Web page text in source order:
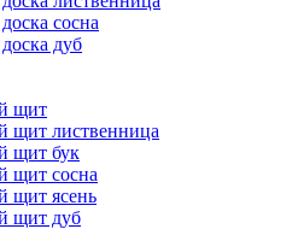
сосна
дуб
щит
щит лиственница
щит бук
щит сосна
щит ясень
щит дуб